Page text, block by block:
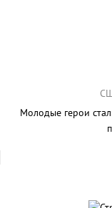
Молодые герои